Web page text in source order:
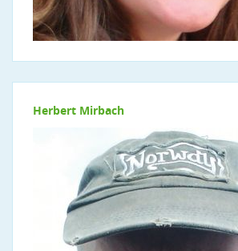
Herbert Mirbach